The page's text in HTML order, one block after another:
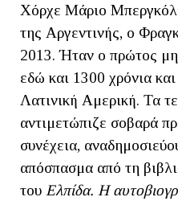
Χόρχε Μάριο
της Αργεντινής, ο
2013. Ήταν ο πρώτος μη
εδώ και 1300 χρόνια
Λατινική Αμερική. Τα
αντιμετώπιζε σοβαρά
συνέχεια,
απόσπασμα από τη
του Ελπίδα. Η